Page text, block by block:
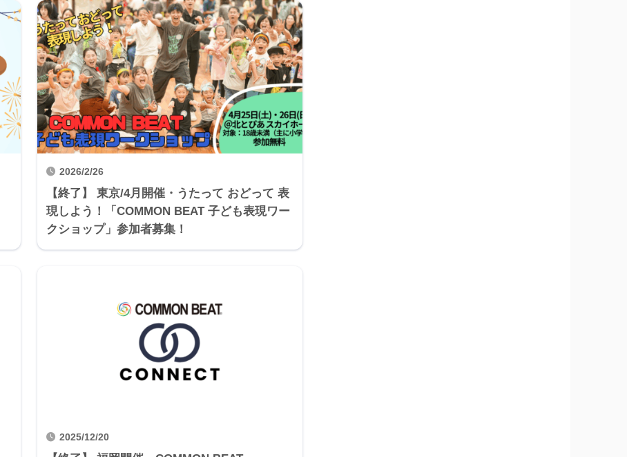
2026/2/26
【終了】 東京/4月開催・うたって おどって 表
現しよう！「COMMON BEAT 子ども表現ワー
クショップ」参加者募集！
2025/12/20